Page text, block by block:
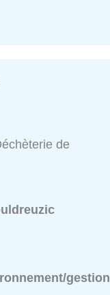
de
gestion